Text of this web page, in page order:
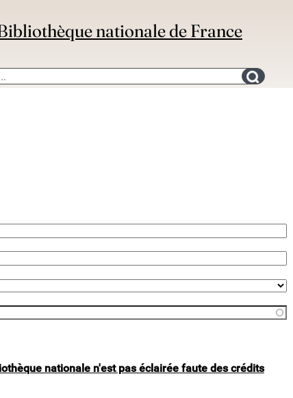
nationale de France
Search
nationale n'est pas éclairée faute des crédits